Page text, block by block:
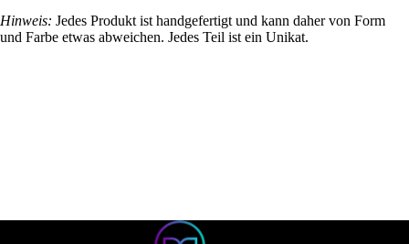
Hinweis: Jedes Produkt ist handgefertigt und kann daher von Form
und Farbe etwas abweichen. Jedes Teil ist ein Unikat.